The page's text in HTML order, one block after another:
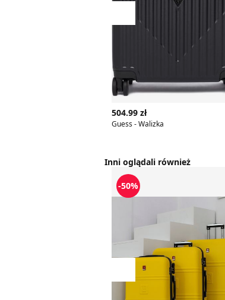
Przesuń w lewo
504.99 zł
Guess - Walizka
Inni oglądali również
Przesuń w lewo
Walizka
-50%